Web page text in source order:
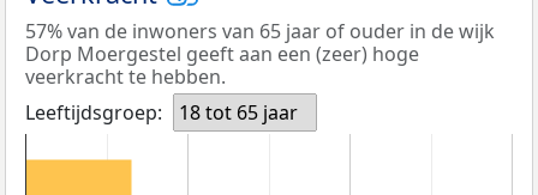
57% van de inwoners van 65 jaar of ouder in de wijk
Dorp Moergestel geeft aan een (zeer) hoge
veerkracht te hebben.
Leeftijdsgroep:
18 tot 65 jaar